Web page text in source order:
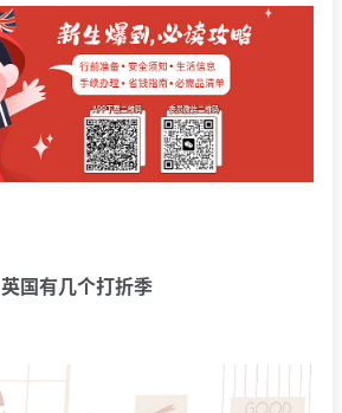
英国有几个打折季